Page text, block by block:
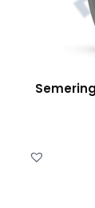
Semering